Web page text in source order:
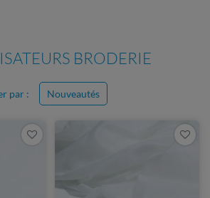
BRODERIE
par : Nouveautés